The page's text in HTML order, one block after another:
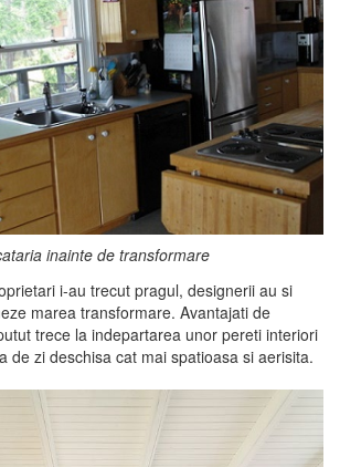
inainte de transformare
i-au trecut pragul, designerii au si
marea transformare. Avantajati de
trece la indepartarea unor pereti interiori
de zi deschisa cat mai spatioasa si aerisita.